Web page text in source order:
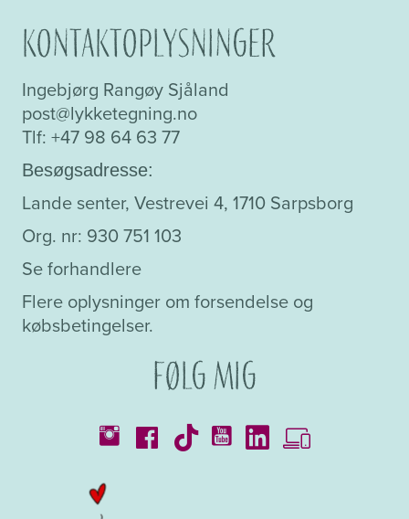
Kontaktoplysninger
Ingebjørg Rangøy Sjåland
post@lykketegning.no
Tlf: +47 98 64 63 77
Besøgsadresse:
Lande senter, Vestrevei 4, 1710 Sarpsborg
Org. nr: 930 751 103
Se forhandlere
Flere oplysninger om forsendelse og
købsbetingelser.
Følg mig
Kataloger